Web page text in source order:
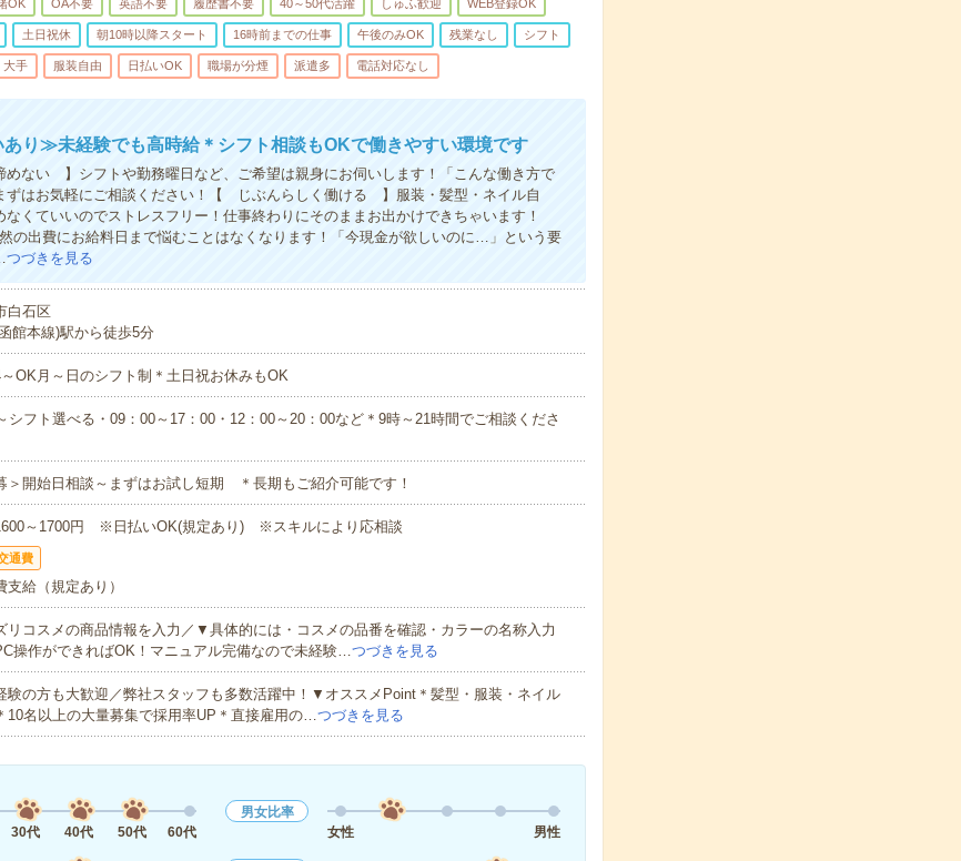
OK OA不要 英語不要 履歴書不要 40～50代活躍 しゅふ歓迎 WEB登録OK
土日祝休 朝10時以降スタート 16時前までの仕事 午後のみOK 残業なし シフト
大手 服装自由 日払いOK 職場が分煙 派遣多 電話対応なし
り≫未経験でも高時給＊シフト相談もOKで働きやすい環境です
めない 】シフトや勤務曜日など、ご希望は親身にお伺いします！「こんな働き方で
ずはお気軽にご相談ください！【 じぶんらしく働ける 】服装・髪型・ネイル自
なくていいのでストレスフリー！仕事終わりにそのままお出かけできちゃいます！
出費にお給料日まで悩むことはなくなります！「今現金が欲しいのに…」という要
つづきを見る
白石区
館本線)駅から徒歩5分
OK月～日のシフト制＊土日祝お休みもOK
シフト選べる・09：00～17：00・12：00～20：00など＊9時～21時間でご相談くださ
＞開始日相談～まずはお試し短期 ＊長期もご紹介可能です！
～1700円 ※日払いOK(規定あり) ※スキルにより応相談
通費
支給（規定あり）
リコスメの商品情報を入力／▼具体的には・コスメの品番を確認・カラーの名称入力
操作ができればOK！マニュアル完備なので未経験…つづきを見る
験の方も大歓迎／弊社スタッフも多数活躍中！▼オススメPoint＊髪型・服装・ネイル
10名以上の大量募集で採用率UP＊直接雇用の…つづきを見る
30代 40代 50代 60代
男女比率
女性
男性